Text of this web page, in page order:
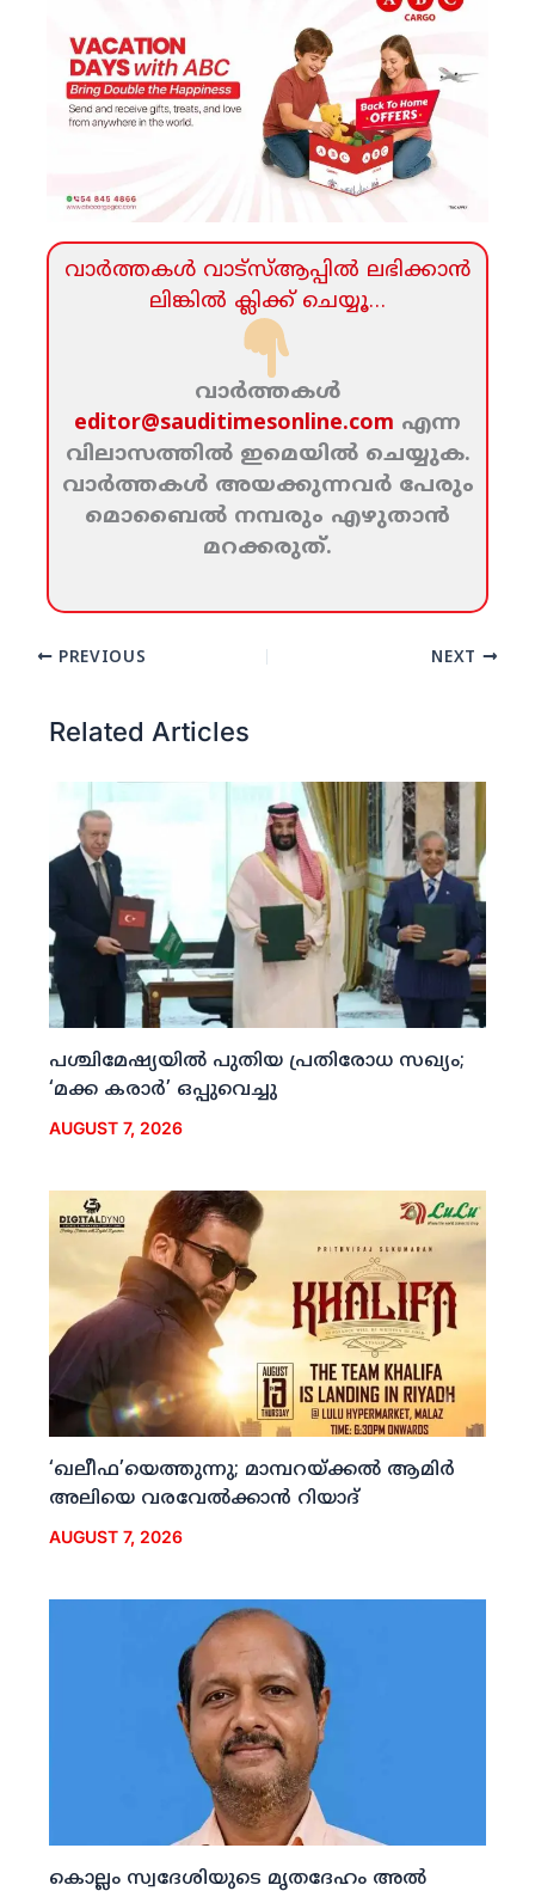
വാര്‍ത്തകള്‍ വാട്‌സ്‌ആപ്പില്‍ ലഭിക്കാന്‍
ലിങ്കില്‍ ക്ലിക്ക്‌ ചെയ്യൂ…
വാര്‍ത്തകള്‍
editor@sauditimesonline.com എന്ന
വിലാസത്തില്‍ ഇമെയില്‍ ചെയ്യുക.
വാര്‍ത്തകള്‍ അയക്കുന്നവര്‍ പേരും
മൊബൈല്‍ നമ്പരും എഴുതാന്‍
മറക്കരുത്‌.
PREVIOUS NEXT
Related Articles
പശ്ചിമേഷ്യയില്‍ പുതിയ പ്രതിരോധ സഖ്യം;
‘മക്ക കരാര്‍’ ഒപ്പുവെച്ചു
AUGUST 7, 2026
‘ഖലീഫ’യെത്തുന്നു; മാമ്പറയ്ക്കല്‍ ആമിര്‍
അലിയെ വരവേല്‍ക്കാന്‍ റിയാദ്
AUGUST 7, 2026
കൊല്ലം സ്വദേശിയുടെ മൃതദേഹം അല്‍